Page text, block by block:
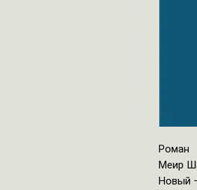
Роман
Меир
Новый